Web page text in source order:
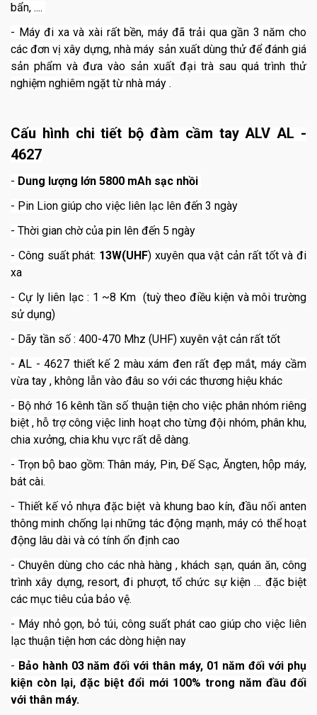
bẩn, ....
- Máy đi xa và xài rất bền, máy đã trải qua gần 3 năm cho
các đơn vị xây dựng, nhà máy sản xuất dùng thử để đánh giá
sản phẩm và đưa vào sản xuất đại trà sau quá trình thử
nghiệm nghiêm ngặt từ nhà máy .
Cấu hình chi tiết bộ đàm cầm tay ALV AL -
4627
- Dung lượng lớn 5800 mAh sạc nhồi
- Pin Lion giúp cho việc liên lạc lên đến 3 ngày
- Thời gian chờ của pin lên đến 5 ngày
- Công suất phát: 13W(UHF) xuyên qua vật cản rất tốt và đi
xa
- Cự ly liên lạc : 1 ~8 Km (tuỳ theo điều kiện và môi trường
sử dụng)
- Dãy tần số : 400-470 Mhz (UHF) xuyên vật cản rất tốt
- AL - 4627 thiết kế 2 màu xám đen rất đẹp mắt, máy cầm
vừa tay , không lẫn vào đâu so với các thương hiệu khác
- Bộ nhớ 16 kênh tần số thuận tiện cho việc phân nhóm riêng
biệt , hỗ trợ công việc linh hoạt cho từng đội nhóm, phân khu,
chia xưởng, chia khu vực rất dễ dàng.
- Trọn bộ bao gồm: Thân máy, Pin, Đế Sạc, Ăngten, hộp máy,
bát cài.
- Thiết kế vỏ nhựa đặc biệt và khung bao kín, đầu nối anten
thông minh chống lại những tác động mạnh, máy có thể hoạt
động lâu dài và có tính ổn định cao
- Chuyên dùng cho các nhà hàng , khách sạn, quán ăn, công
trình xây dựng, resort, đi phượt, tổ chức sự kiện … đặc biệt
các mục tiêu của bảo vệ.
- Máy nhỏ gọn, bỏ túi, công suất phát cao giúp cho việc liên
lạc thuận tiện hơn các dòng hiện nay
- Bảo hành 03 năm đối với thân máy, 01 năm đối với phụ
kiện còn lại, đặc biệt đổi mới 100% trong năm đầu đối
với thân máy.